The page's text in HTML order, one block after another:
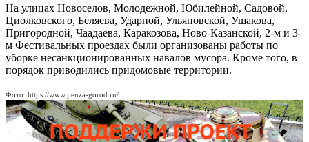
На улицах Новоселов, Молодежной, Юбилейной, Садовой,
Циолковского, Беляева, Ударной, Ульяновской, Ушакова,
Пригородной, Чаадаева, Каракозова, Ново-Казанской, 2-м и 3-
м Фестивальных проездах были организованы работы по
уборке несанкционированных навалов мусора. Кроме того, в
порядок приводились придомовые территории.
Фото: https://www.penza-gorod.ru/